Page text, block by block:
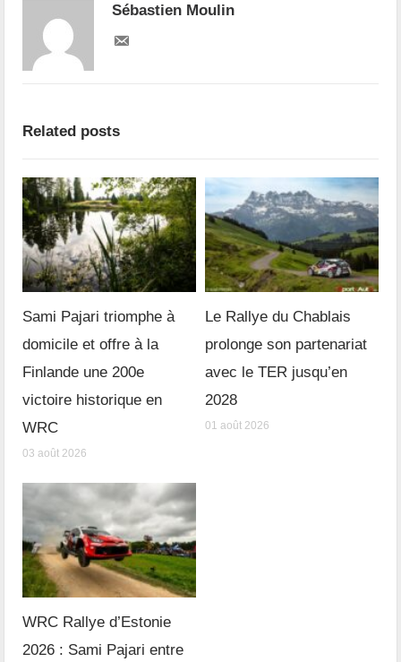
Sébastien Moulin
Related posts
Sami Pajari triomphe à
domicile et offre à la
Finlande une 200e
victoire historique en
WRC
03 août 2026
Le Rallye du Chablais
prolonge son partenariat
avec le TER jusqu’en
2028
01 août 2026
WRC Rallye d’Estonie
2026 : Sami Pajari entre